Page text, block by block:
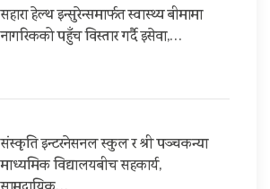
सहारा हेल्थ इन्सुरेन्समार्फत स्वास्थ्य बीमामा
नागरिकको पहुँच विस्तार गर्दै इसेवा,…
संस्कृति इन्टरनेसनल स्कुल र श्री पञ्चकन्या
माध्यमिक विद्यालयबीच सहकार्य,